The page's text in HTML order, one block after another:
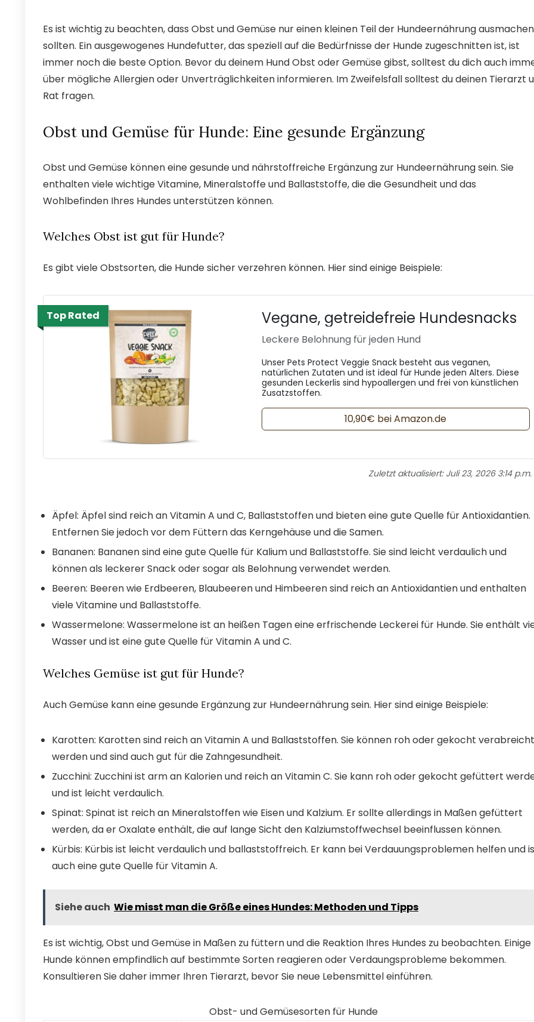
Es ist wichtig zu beachten, dass Obst und Gemüse nur einen kleinen Teil der Hundeernährung ausmachen
sollten. Ein ausgewogenes Hundefutter, das speziell auf die Bedürfnisse der Hunde zugeschnitten ist, ist
immer noch die beste Option. Bevor du deinem Hund Obst oder Gemüse gibst, solltest du dich auch
über mögliche Allergien oder Unverträglichkeiten informieren. Im Zweifelsfall solltest du deinen Tierarzt
Rat fragen.
Obst und Gemüse für Hunde: Eine gesunde Ergänzung
Obst und Gemüse können eine gesunde und nährstoffreiche Ergänzung zur Hundeernährung sein. Sie
enthalten viele wichtige Vitamine, Mineralstoffe und Ballaststoffe, die die Gesundheit und das
Wohlbefinden Ihres Hundes unterstützen können.
Welches Obst ist gut für Hunde?
Es gibt viele Obstsorten, die Hunde sicher verzehren können. Hier sind einige Beispiele:
Top Rated Vegane, getreidefreie Hundesnacks
Leckere Belohnung für jeden Hund
Unser Pets Protect Veggie Snack besteht aus veganen,
natürlichen Zutaten und ist ideal für Hunde jeden Alters. Diese
gesunden Leckerlis sind hypoallergen und frei von künstlichen
Zusatzstoffen.
10,90€ bei Amazon.de
Zuletzt aktualisiert: Juli 23, 2026 3:14 p.m.
Äpfel: Äpfel sind reich an Vitamin A und C, Ballaststoffen und bieten eine gute Quelle für Antioxidantien.
Entfernen Sie jedoch vor dem Füttern das Kerngehäuse und die Samen.
Bananen: Bananen sind eine gute Quelle für Kalium und Ballaststoffe. Sie sind leicht verdaulich und
können als leckerer Snack oder sogar als Belohnung verwendet werden.
Beeren: Beeren wie Erdbeeren, Blaubeeren und Himbeeren sind reich an Antioxidantien und enthalten
viele Vitamine und Ballaststoffe.
Wassermelone: Wassermelone ist an heißen Tagen eine erfrischende Leckerei für Hunde. Sie enthält
Wasser und ist eine gute Quelle für Vitamin A und C.
Welches Gemüse ist gut für Hunde?
Auch Gemüse kann eine gesunde Ergänzung zur Hundeernährung sein. Hier sind einige Beispiele:
Karotten: Karotten sind reich an Vitamin A und Ballaststoffen. Sie können roh oder gekocht verabreicht
werden und sind auch gut für die Zahngesundheit.
Zucchini: Zucchini ist arm an Kalorien und reich an Vitamin C. Sie kann roh oder gekocht gefüttert
und ist leicht verdaulich.
Spinat: Spinat ist reich an Mineralstoffen wie Eisen und Kalzium. Er sollte allerdings in Maßen gefüttert
werden, da er Oxalate enthält, die auf lange Sicht den Kalziumstoffwechsel beeinflussen können.
Kürbis: Kürbis ist leicht verdaulich und ballaststoffreich. Er kann bei Verdauungsproblemen helfen und
auch eine gute Quelle für Vitamin A.
Siehe auch Wie misst man die Größe eines Hundes: Methoden und Tipps
Es ist wichtig, Obst und Gemüse in Maßen zu füttern und die Reaktion Ihres Hundes zu beobachten. Einige
Hunde können empfindlich auf bestimmte Sorten reagieren oder Verdaungsprobleme bekommen.
Konsultieren Sie daher immer Ihren Tierarzt, bevor Sie neue Lebensmittel einführen.
Obst- und Gemüsesorten für Hunde